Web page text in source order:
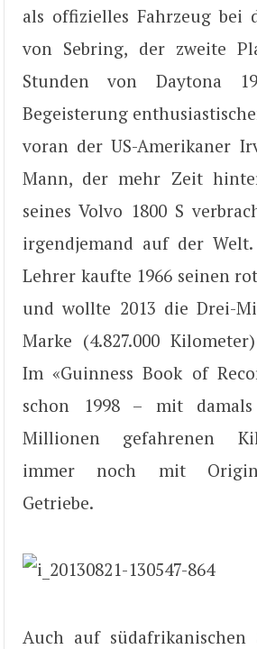
als offizielles Fahrzeug bei
von Sebring, der zweite
Stunden von Daytona
Begeisterung
voran der US-Amerikaner
Mann, der mehr Zeit
seines Volvo 1800 S
irgendjemand auf der
Lehrer kaufte 1966 seinen
und wollte 2013 die Drei-
Marke (4.827.000
Im «Guinness Book of
schon 1998 – mit
Millionen gefahrenen
immer noch mit
Getriebe.
Auch auf südafrikanischen